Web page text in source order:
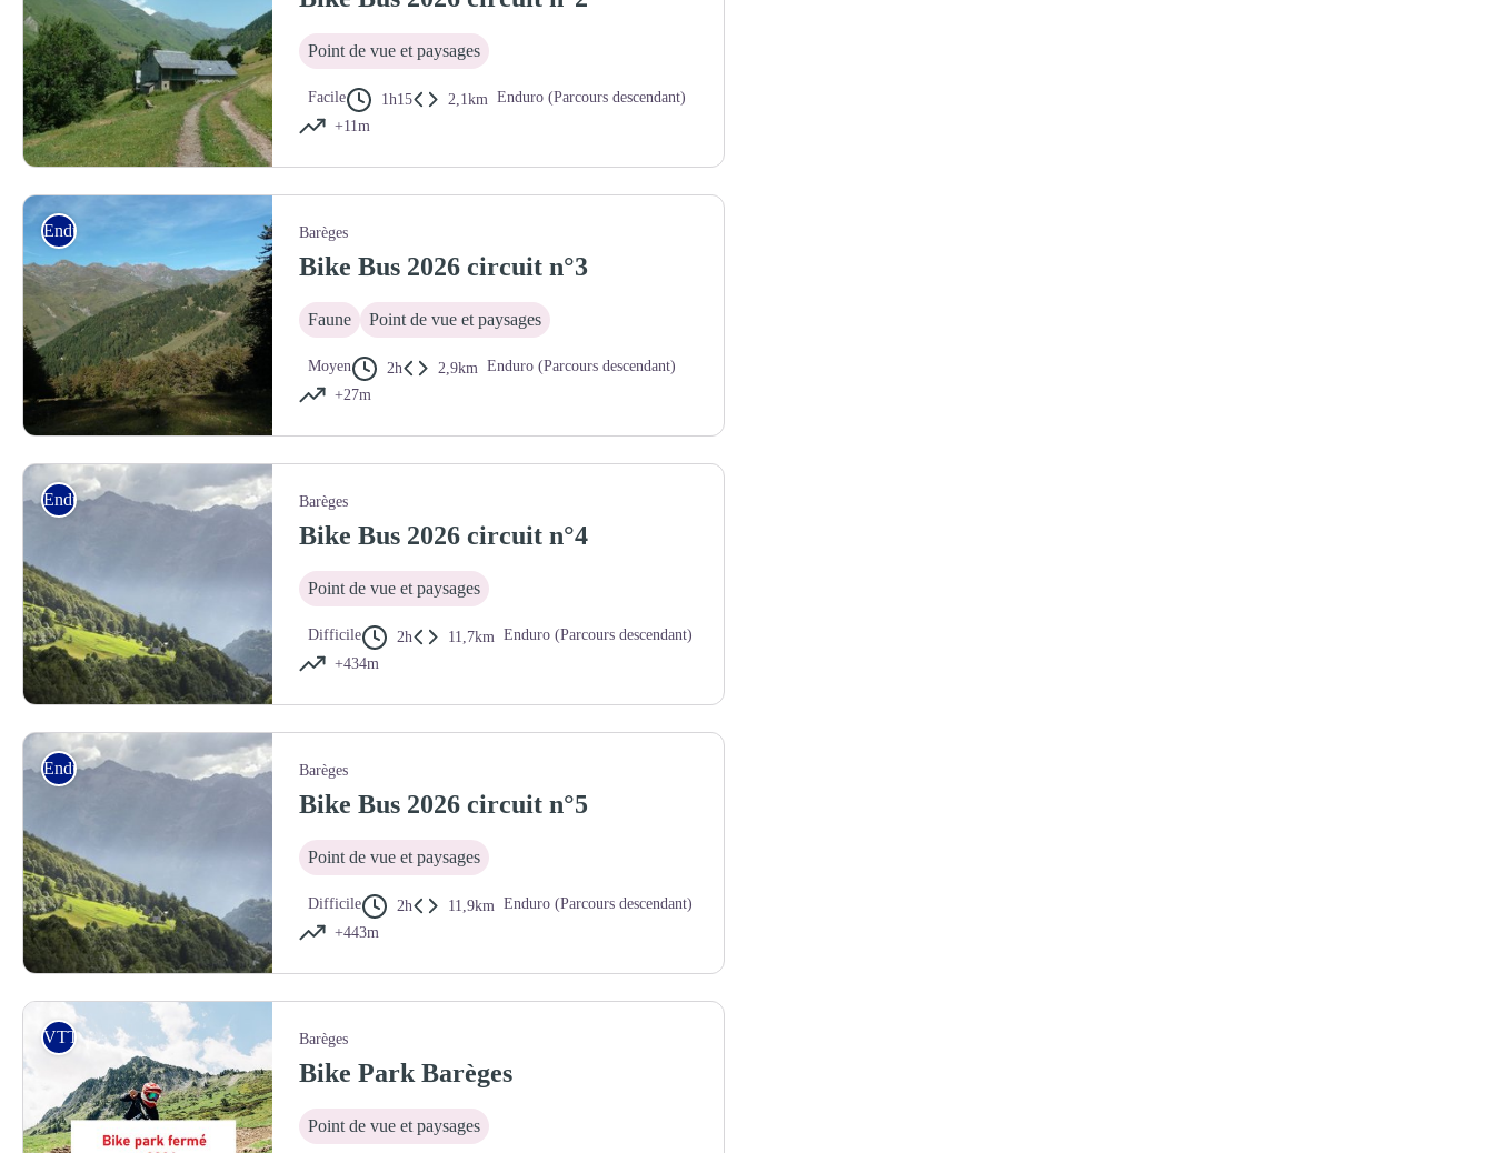
Point de vue et paysages
Facile 1h15 2,1km Enduro (Parcours descendant)
+11m
Enduro Barèges
Bike Bus 2026 circuit n°3
Faune Point de vue et paysages
Moyen 2h 2,9km Enduro (Parcours descendant)
+27m
Enduro Barèges
Bike Bus 2026 circuit n°4
Point de vue et paysages
Difficile 2h 11,7km Enduro (Parcours descendant)
+434m
Enduro Barèges
Bike Bus 2026 circuit n°5
Point de vue et paysages
Difficile 2h 11,9km Enduro (Parcours descendant)
+443m
VTT Barèges
Bike Park Barèges
Point de vue et paysages